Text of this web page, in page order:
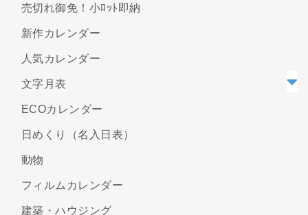
売切れ御免！小ﾛｯﾄ即納
新作カレンダー
人気カレンダー
文字月表
ECOカレンダー
日めくり（名入日表）
動物
フィルムカレンダー
建築・ハウジング